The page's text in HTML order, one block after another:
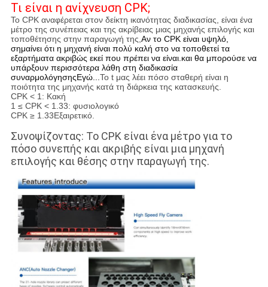
Τι είναι η ανίχνευση CPK;
Το CPK αναφέρεται στον δείκτη ικανότητας διαδικασίας, είναι ένα
μέτρο της συνέπειας και της ακρίβειας μιας μηχανής επιλογής και
τοποθέτησης στην παραγωγή της,Αν το CPK είναι υψηλό,
σημαίνει ότι η μηχανή είναι πολύ καλή στο να τοποθετεί τα
εξαρτήματα ακριβώς εκεί που πρέπει να είναι.και θα μπορούσε να
υπάρξουν περισσότερα λάθη στη διαδικασία
συναρμολόγησηςΕγώ...Το t μας λέει πόσο σταθερή είναι η
ποιότητα της μηχανής κατά τη διάρκεια της κατασκευής.
CPK < 1: Κακή
1 ≤ CPK < 1.33: φυσιολογικό
CPK ≥ 1.33Εξαιρετικό.
Συνοψίζοντας: Το CPK είναι ένα μέτρο για το
πόσο συνεπής και ακριβής είναι μια μηχανή
επιλογής και θέσης στην παραγωγή της.